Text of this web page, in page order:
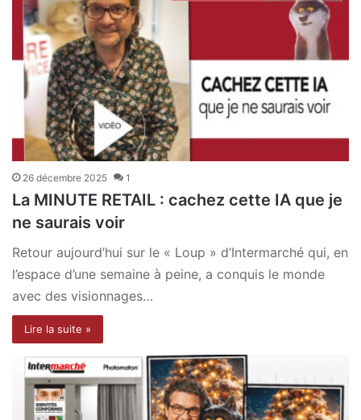
26 décembre 2025 1
La MINUTE RETAIL : cachez cette IA que je
ne saurais voir
Retour aujourd’hui sur le « Loup » d’Intermarché qui, en
l’espace d’une semaine à peine, a conquis le monde
avec des visionnages…
Lire la suite »